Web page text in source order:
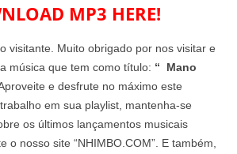
MP3 HERE!
visitante. Muito obrigado por nos visitar e
música que tem como título: “ Mano
e desfrute no máximo este
em sua playlist, mantenha-se
os últimos lançamentos musicais
o nosso site “NHIMBO.COM”. E também,